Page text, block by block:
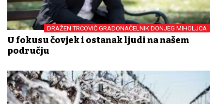
DRAŽEN TRCOVIĆ GRADONAČELNIK DONJEG MIHOLJCA
U fokusu čovjek i ostanak ljudi na našem
području